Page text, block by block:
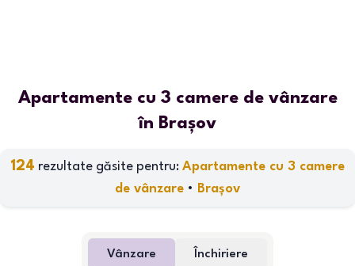
Apartamente cu 3 camere de vânzare
în Brașov
124 rezultate găsite pentru: Apartamente cu 3 camere
de vânzare • Brașov
Vânzare Închiriere